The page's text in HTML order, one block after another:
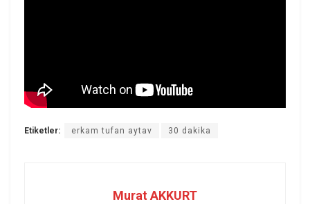
Etiketler: erkam tufan aytav 30 dakika
Murat AKKURT